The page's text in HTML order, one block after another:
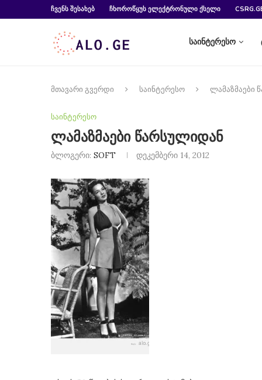
ᲩᲕᲔᲜᲡ ᲨᲔᲡᲐᲮᲔᲑ ᲩᲮᲝᲠᲝᲬᲧᲣᲡ ᲔᲚᲔᲥᲢᲠᲝᲜᲣᲚᲘ ᲥᲡᲔᲚᲘ
საინტერესო
მთავარი გვერდი საინტერესო ლამაზმაები
საინტერესო
ლამაზმაები წარსულიდან
ბლოგერი: SOFT დეკემბერი 14, 2012